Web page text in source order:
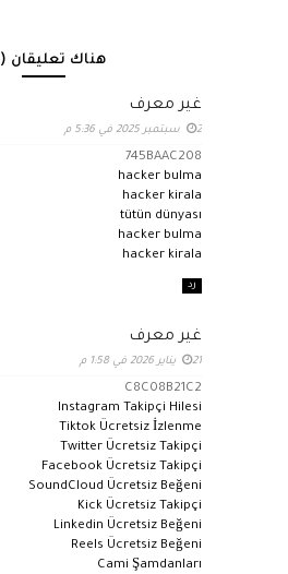
هناك تعليقان (2):
غير معرف
2 سبتمبر 2025 في 5:36 م
745BAAC208
hacker bulma
hacker kirala
tütün dünyası
hacker bulma
hacker kirala
رد
غير معرف
21 يناير 2026 في 1:58 م
C8C08B21C2
Instagram Takipçi Hilesi
Tiktok Ücretsiz İzlenme
Twitter Ücretsiz Takipçi
Facebook Ücretsiz Takipçi
SoundCloud Ücretsiz Beğeni
Kick Ücretsiz Takipçi
Linkedin Ücretsiz Beğeni
Reels Ücretsiz Beğeni
Cami Şamdanları